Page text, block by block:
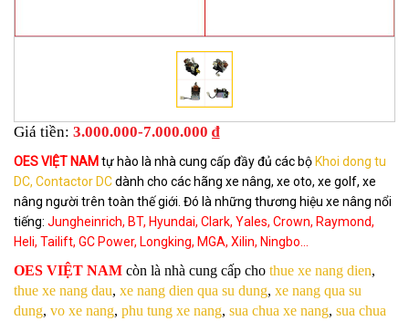
Giá tiền: 3.000.000-7.000.000 ₫
OES VIỆT NAM tự hào là nhà cung cấp đầy đủ các bộ Khoi dong tu
DC, Contactor DCdành cho các hãng xe nâng, xe oto, xe golf, xe
nâng người trên toàn thế giới. Đó là những thương hiệu xe nâng nổi
tiếng: Jungheinrich, BT, Hyundai, Clark, Yales, Crown, Raymond,
Heli, Tailift, GC Power, Longking, MGA, Xilin, Ningbo...
OES VIỆT NAM còn là nhà cung cấp cho thue xe nang dien,
thue xe nang dau, xe nang dien qua su dung, xe nang qua su
dung, vo xe nang, phu tung xe nang, sua chua xe nang, sua chua